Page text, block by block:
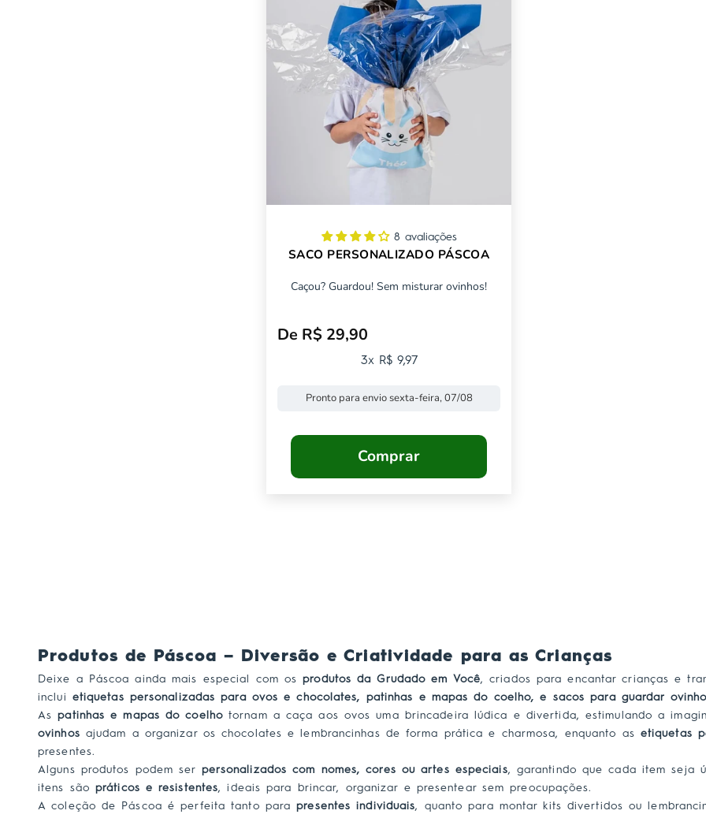
8 avaliações
SACO PERSONALIZADO PÁSCOA
Caçou? Guardou! Sem misturar ovinhos!
Preço promocional
De R$ 29,90
3x R$ 9,97
Pronto para envio sexta-feira, 07/08
Comprar
Produtos de Páscoa – Diversão e Criatividade para as Crianças
Deixe a Páscoa ainda mais especial com osprodutos da Grudado em Você, criados para encantar crianças e
inclui etiquetas personalizadas para ovos e chocolates, patinhas e mapas do coelho, e sacos para guardar
Aspatinhas e mapas do coelhotornam a caça aos ovos uma brincadeira lúdica e divertida, estimulando a
ovinhos ajudam a organizar os chocolates e lembrancinhas de forma prática e charmosa, enquanto as etiquetas
presentes.
Alguns produtos podem ser personalizados com nomes, cores ou artes especiais, garantindo que cada item seja
itens são práticos e resistentes, ideais para brincar, organizar e presentear sem preocupações.
A coleção de Páscoa é perfeita tanto parapresentes individuais, quanto para montar kits divertidos ou